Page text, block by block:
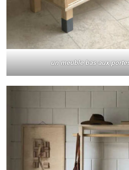
un meuble bas aux